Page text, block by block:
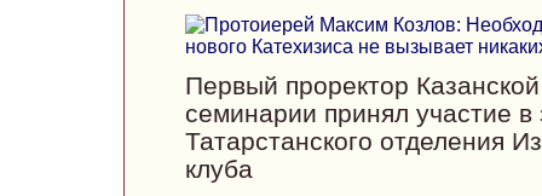
Первый проректор
семинарии принял участие в
Татарстанского отделения
клуба